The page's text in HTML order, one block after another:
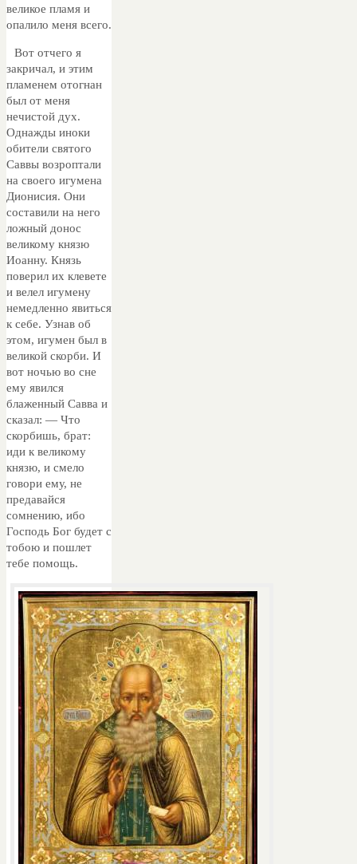
великое пламя и
опалило меня всего.
Вот отчего я
закричал, и этим
пламенем отогнан
был от меня
нечистой дух.
Однажды иноки
обители святого
Саввы возроптали
на своего игумена
Дионисия. Они
составили на него
ложный донос
великому князю
Иоанну. Князь
поверил их клевете
и велел игумену
немедленно явиться
к себе. Узнав об
этом, игумен был в
великой скорби. И
вот ночью во сне
ему явился
блаженный Савва и
сказал: — Что
скорбишь, брат:
иди к великому
князю, и смело
говори ему, не
предавайся
сомнению, ибо
Господь Бог будет с
тобою и пошлет
тебе помощь.